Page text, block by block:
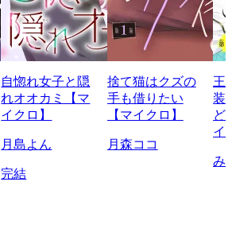
自惚れ女子と隠
れオオカミ【マ
イクロ】
月島よん
完結
捨て猫はクズの
手も借りたい
【マイクロ】
月森ココ
王
装
ど
イ
み